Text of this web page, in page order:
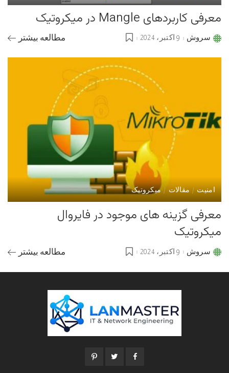
معرفی کاربردهای Mangle در میکروتیک
Postedسروش 9 اکتبر، 2024 مطالعه بیشتر
امنیت مقالات میکروتیک
معرفی گزینه های موجود در فایروال
میکروتیک
Postedسروش 9 اکتبر، 2024 مطالعه بیشتر